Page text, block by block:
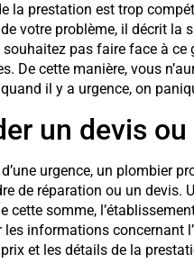
la prestation est trop
votre problème, il décrit la
pas faire face à
De cette manière, vous
il y a urgence, on
un devis
d’une urgence, un plombier
de réparation ou un devis.
cette somme,
informations concernant
et les détails de la